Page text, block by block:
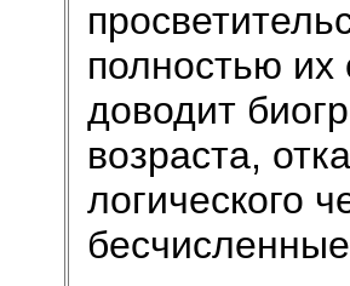
полностью их
доводит
возраста,
логического